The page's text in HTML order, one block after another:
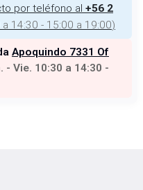
por teléfono al +56 2
14:30 - 15:00 a 19:00)
Apoquindo 7331 Of
- Vie. 10:30 a 14:30 -